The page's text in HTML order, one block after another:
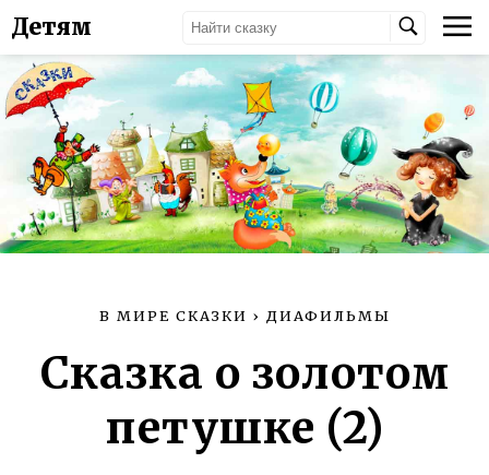
Детям
В МИРЕ СКАЗКИ › ДИАФИЛЬМЫ
Сказка о золотом
петушке (2)